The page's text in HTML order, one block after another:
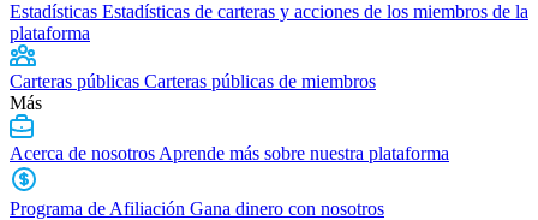
Estadísticas Estadísticas de carteras y acciones de los miembros de la
plataforma
Carteras públicas Carteras públicas de miembros
Más
Acerca de nosotros Aprende más sobre nuestra plataforma
Programa de Afiliación Gana dinero con nosotros